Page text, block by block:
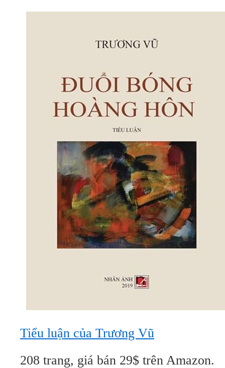
Tiểu luận của Trương Vũ
208 trang, giá bán 29$ trên Amazon.